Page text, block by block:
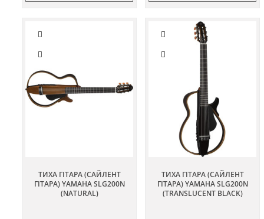
ТИХА ГІТАРА (САЙЛЕНТ
ГІТАРА) YAMAHA SLG200N
(NATURAL)
ТИХА ГІТАРА (САЙЛЕНТ
ГІТАРА) YAMAHA SLG200N
(TRANSLUCENT BLACK)